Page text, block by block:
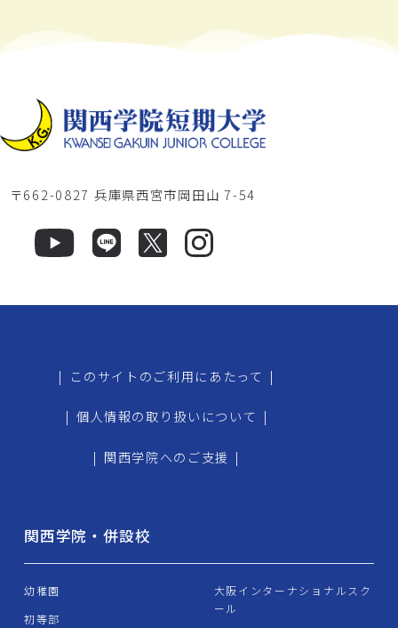
〒662-0827 兵庫県西宮市岡田山 7-54
| このサイトのご利用にあたって |
| 個人情報の取り扱いについて |
| 関西学院へのご支援 |
関西学院・併設校
幼稚園
初等部
大阪インターナショナルスク
ール